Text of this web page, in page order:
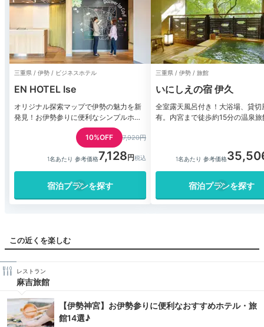
三重県 / 伊勢 / ビジネスホテル
EN HOTEL Ise
オリジナル探索マップで伊勢の魅力を新
発見！お伊勢参りに便利なシンプルホテ
10%OFF
7,920円
1名あたり 参考価格7,128
宿泊プランを探す
三重県 / 伊勢 / 旅館
いにしえの宿 伊久
全室露天風呂付き！大浴場、貸切
有。内宮まで徒歩約15分の温泉旅
1名あたり 参考価格
宿泊プランを探す
この近くを楽しむ
レストラン
麻吉旅館
【伊勢神宮】お伊勢参りに便利なおすすめホテル・旅
館14選♪